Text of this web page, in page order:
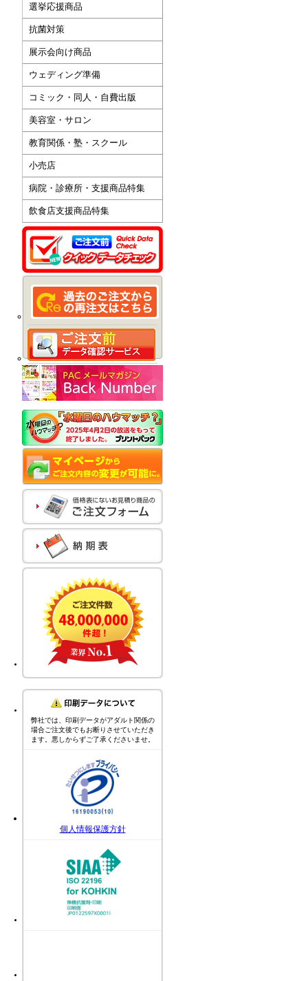
選挙応援商品
抗菌対策
展示会向け商品
ウェディング準備
コミック・同人・自費出版
美容室・サロン
教育関係・塾・スクール
小売店
病院・診療所・支援商品特集
飲食店支援商品特集
弊社では、印刷データがアダルト関係の
場合ご注文後でもお断りさせていただき
ます。悪しからずご了承くださいませ。
個人情報保護方針